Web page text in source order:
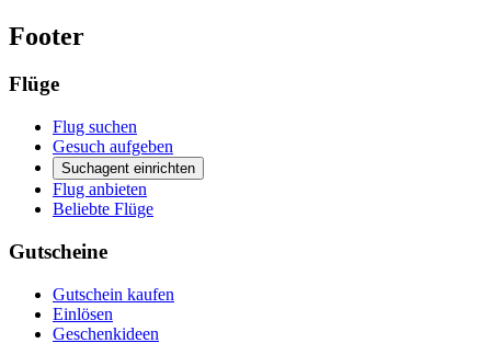
Footer
Flüge
Flug suchen
Gesuch aufgeben
Suchagent einrichten
Flug anbieten
Beliebte Flüge
Gutscheine
Gutschein kaufen
Einlösen
Geschenkideen